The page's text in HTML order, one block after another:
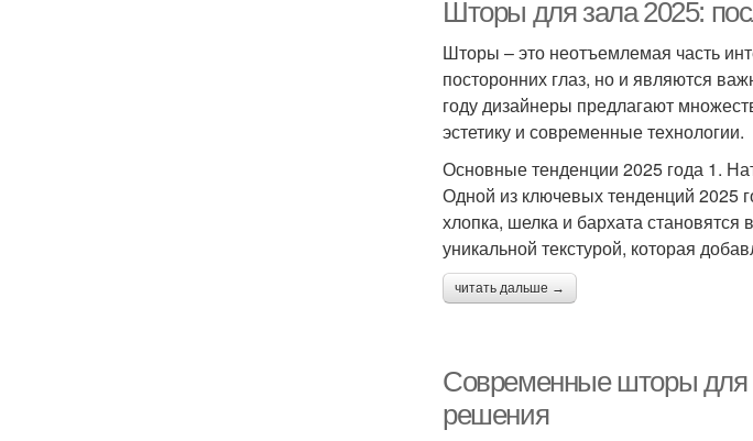
Шторы для зала 2025:
Шторы – это неотъемлемая часть
посторонних глаз, но и являются
году дизайнеры предлагают
эстетику и современные технологии.
Основные тенденции 2025 года 1.
Одной из ключевых тенденций 2025
хлопка, шелка и бархата
уникальной текстурой, которая
читать дальше →
Современные шторы для
решения